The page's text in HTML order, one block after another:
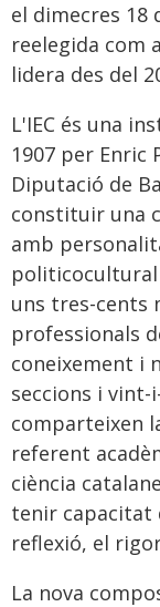
el dimecres 18
reelegida com
lidera des del
L'IEC és una
1907 per Enric
Diputació de
constituir una
amb
uns tres-cents
professionals
coneixement i
seccions i
comparteixen
referent
ciència
tenir capacitat
reflexió, el
La nova